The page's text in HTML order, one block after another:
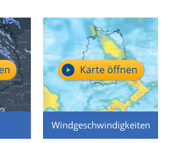
Windgeschwindigkeiten
Karte öffnen